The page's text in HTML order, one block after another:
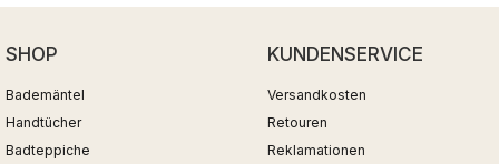
SHOP
Bademäntel
Handtücher
Badteppiche
KUNDENSERVICE
Versandkosten
Retouren
Reklamationen